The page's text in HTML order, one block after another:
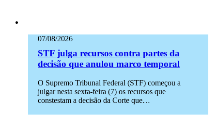
07/08/2026
STF julga recursos contra partes da
decisão que anulou marco temporal
O Supremo Tribunal Federal (STF) começou a
julgar nesta sexta-feira (7) os recursos que
constestam a decisão da Corte que…